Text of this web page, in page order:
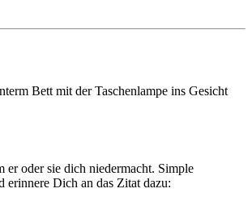
Bett mit der Taschenlampe ins Gesicht
er oder sie dich niedermacht. Simple
Dich an das Zitat dazu: